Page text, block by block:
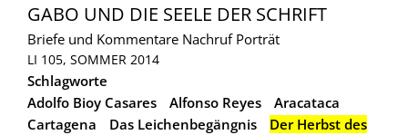
GABO UND DIE SEELE DER SCHRIFT
Briefe und Kommentare Nachruf Porträt
LI 105, SOMMER 2014
Schlagworte
Adolfo Bioy Casares
Alfonso Reyes
Aracataca
Cartagena
Das Leichenbegängnis
Der Herbst des